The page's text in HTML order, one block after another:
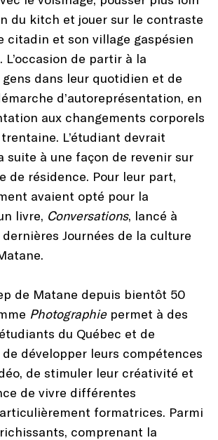
du kitch et jouer sur le contraste
citadin et son village gaspésien
de partir à la
dans leur quotidien et de
d’autoreprésentation, en
aux changements corporels
L’étudiant devrait
suite à une façon de revenir sur
de résidence. Pour leur part,
avaient opté pour la
livre, Conversations, lancé à
dernières Journées de la culture
de Matane depuis bientôt 50
Photographiepermet à des
du Québec et de
développer leurs compétences
de stimuler leur créativité et
de vivre différentes
formatrices. Parmi
comprenant la